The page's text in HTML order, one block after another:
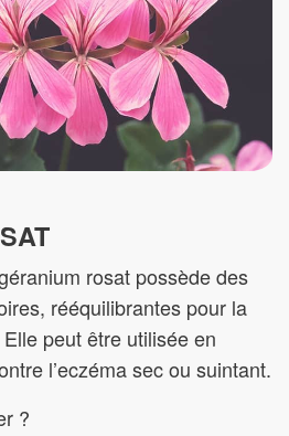
rosat possède des
rééquilibrantes pour la
peut être utilisée en
l’eczéma sec ou suintant.
?